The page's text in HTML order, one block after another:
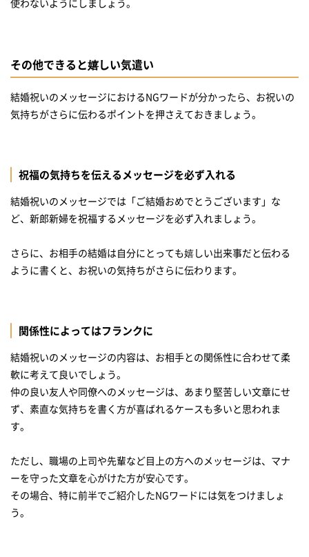
使わないようにしましょう。
その他できると嬉しい気遣い
結婚祝いのメッセージにおけるNGワードが分かったら、お祝いの
気持ちがさらに伝わるポイントを押さえておきましょう。
祝福の気持ちを伝えるメッセージを必ず入れる
結婚祝いのメッセージでは「ご結婚おめでとうございます」な
ど、新郎新婦を祝福するメッセージを必ず入れましょう。
さらに、お相手の結婚は自分にとっても嬉しい出来事だと伝わる
ように書くと、お祝いの気持ちがさらに伝わります。
関係性によってはフランクに
結婚祝いのメッセージの内容は、お相手との関係性に合わせて柔
軟に考えて良いでしょう。
仲の良い友人や同僚へのメッセージは、あまり堅苦しい文章にせ
ず、素直な気持ちを書く方が喜ばれるケースも多いと思われま
す。
ただし、職場の上司や先輩など目上の方へのメッセージは、マナ
ーを守った文章を心がけた方が安心です。
その場合、特に前半でご紹介したNGワードには気をつけましょ
う。